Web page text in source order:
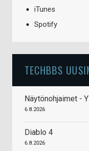
iTunes
Spotify
TECHBBS
Näytönohjaimet -
6.8.2026
Diablo 4
6.8.2026